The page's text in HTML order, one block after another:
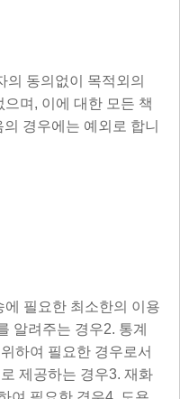
동의없이 목적외의
며, 이에 대한 모든 책
경우에는 예외로 합니
필요한 최소한의 이용
알려주는 경우2. 통계
하여 필요한 경우로서
제공하는 경우3. 재화